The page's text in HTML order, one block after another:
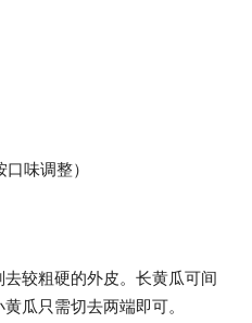
味调整）
去较粗硬的外皮。长黄瓜可间
瓜只需切去两端即可。